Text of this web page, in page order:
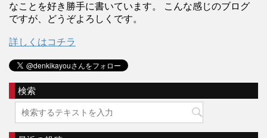
なことを好き勝手に書いています。 こんな感じのブログ
ですが、どうぞよろしくです。
詳しくはコチラ
検索